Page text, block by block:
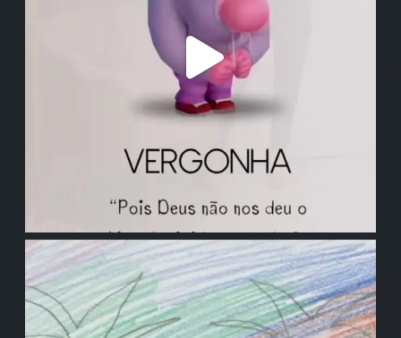
institutodanieladepolli